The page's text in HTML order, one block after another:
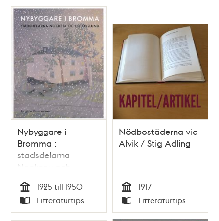
Relaterade
poster
och
teman
Nybyggare i
Bromma :
stadsdelarna
Nockeby och
Olovslund / Birgitta
Conradson
Tid
1925 till 1950
Typ
Litteraturtips
Nödbostäderna vid
Alvik / Stig Adling
Tid
1917
Typ
Litteraturtips